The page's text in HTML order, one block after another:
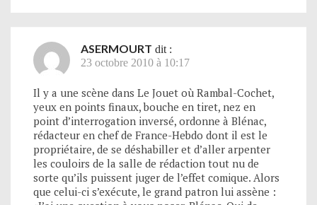
ASERMOURT dit :
23 octobre 2010 à 10:17
Il y a une scène dans Le Jouet où Rambal-Cochet,
yeux en points finaux, bouche en tiret, nez en
point d’interrogation inversé, ordonne à Blénac,
rédacteur en chef de France-Hebdo dont il est le
propriétaire, de se déshabiller et d’aller arpenter
les couloirs de la salle de rédaction tout nu de
sorte qu’ils puissent juger de l’effet comique. Alors
que celui-ci s’exécute, le grand patron lui assène :